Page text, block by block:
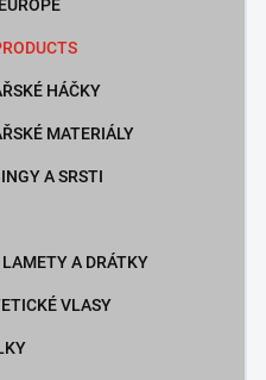
HÁČKY
MATERIÁLY
A SRSTI
LAMETY A DRÁTKY
VLASY